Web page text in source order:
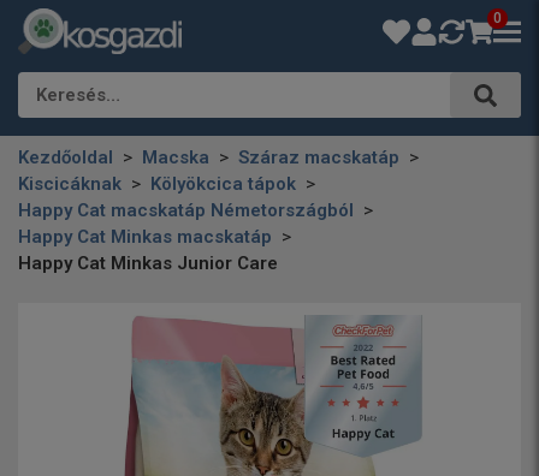
0
Keresés…
Kezdőoldal Macska
Száraz macskatáp
Kiscicáknak
Kölyökcica tápok
Happy Cat macskatáp Németországból
Happy Cat Minkas macskatáp
Happy Cat Minkas Junior Care